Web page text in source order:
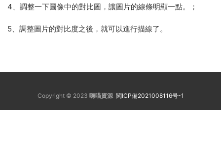
4、調整一下圖像中的對比圖，讓圖片的線條明顯一點。；
5、調整圖片的對比度之後，就可以進行描線了。
Copyright © 2023 嗨喵資源 閩ICP備2021008116号-1